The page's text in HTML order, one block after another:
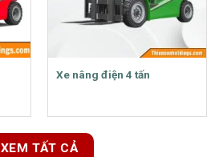
Xe nâng điện 4 tấn
XEM TẤT CẢ